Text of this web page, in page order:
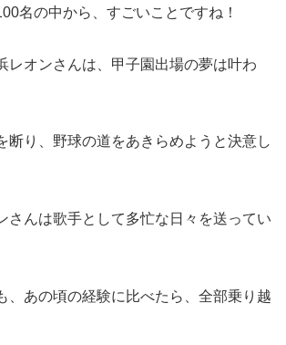
名の中から、すごいことですね！
レオンさんは、甲子園出場の夢は叶わ
断り、野球の道をあきらめようと決意し
さんは歌手として多忙な日々を送ってい
、あの頃の経験に比べたら、全部乗り越